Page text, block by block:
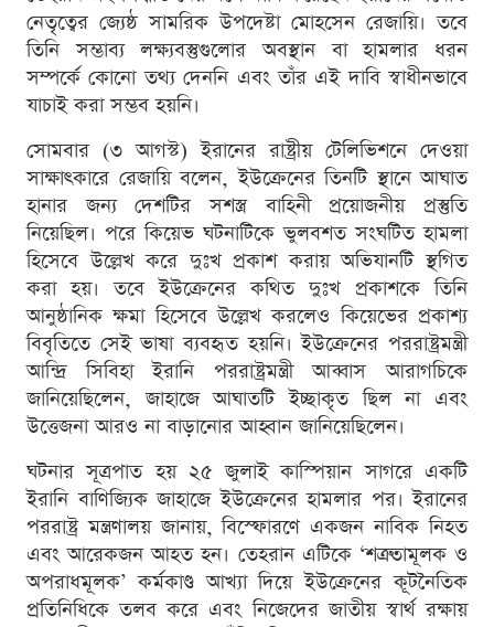
নেতৃত্বের জ্যেষ্ঠ সামরিক উপদেষ্টা মোহসেন রেজায়ি। তবে
তিনি সম্ভাব্য লক্ষ্যবস্তুগুলোর অবস্থান বা হামলার ধরন
সম্পর্কে কোনো তথ্য দেননি এবং তাঁর এই দাবি স্বাধীনভাবে
যাচাই করা সম্ভব হয়নি।
সোমবার (৩ আগস্ট) ইরানের রাষ্ট্রীয় টেলিভিশনে দেওয়া
সাক্ষাৎকারে রেজায়ি বলেন, ইউক্রেনের তিনটি স্থানে আঘাত
হানার জন্য দেশটির সশস্ত্র বাহিনী প্রয়োজনীয় প্রস্তুতি
নিয়েছিল। পরে কিয়েভ ঘটনাটিকে ভুলবশত সংঘটিত হামলা
হিসেবে উল্লেখ করে দুঃখ প্রকাশ করায় অভিযানটি স্থগিত
করা হয়। তবে ইউক্রেনের কথিত দুঃখ প্রকাশকে তিনি
আনুষ্ঠানিক ক্ষমা হিসেবে উল্লেখ করলেও কিয়েভের প্রকাশ্য
বিবৃতিতে সেই ভাষা ব্যবহৃত হয়নি। ইউক্রেনের পররাষ্ট্রমন্ত্রী
আন্দ্রি সিবিহা ইরানি পররাষ্ট্রমন্ত্রী আব্বাস আরাগচিকে
জানিয়েছিলেন, জাহাজে আঘাতটি ইচ্ছাকৃত ছিল না এবং
উত্তেজনা আরও না বাড়ানোর আহ্বান জানিয়েছিলেন।
ঘটনার সূত্রপাত হয় ২৫ জুলাই কাস্পিয়ান সাগরে একটি
ইরানি বাণিজ্যিক জাহাজে ইউক্রেনের হামলার পর। ইরানের
পররাষ্ট্র মন্ত্রণালয় জানায়, বিস্ফোরণে একজন নাবিক নিহত
এবং আরেকজন আহত হন। তেহরান এটিকে ‘শত্রুতামূলক ও
অপরাধমূলক’ কর্মকাণ্ড আখ্যা দিয়ে ইউক্রেনের কূটনৈতিক
প্রতিনিধিকে তলব করে এবং নিজেদের জাতীয় স্বার্থ রক্ষায়